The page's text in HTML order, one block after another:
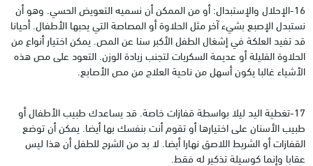
16-الإحلال والإستبدال: أو من الممكن أن نسميه التعويض الحسي. وهو أن
نستبدل الإصبع بشيء آخر مثل الحلاوة أو المصاصة التي يحبها الأطفال. أحيانا
قد تفيد العلكة في إشغال الطفل الأكبر سنا عن المص. يمكن اختيار أنواع من
الحلاوة القليلة أو عديمة السكريات لتجنب زيادة الوزن. التعود على مص هذه
الأشياء غالبا يكون أسهل من ناحية العلاج من مص الأصابع.
17-تغطية اليد ليلا بواسطة قفازات خاصة. قد يساعدك طبيب الأطفال أو
طبيب الأسنان على اختيارها أو تقوم أنت بنفسك بها أيضا. يمكن أن توضع
القفازات أو الشريط اللاصق نهارا أيضا. لا بد من الشرح للطفل أن هذا ليس
عقابا وإنما كوسيلة تذكير له فقط.